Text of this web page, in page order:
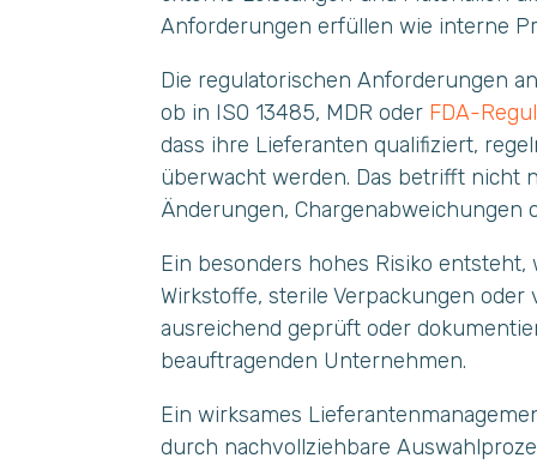
Anforderungen erfüllen wie interne
Die regulatorischen Anforderungen
ob in ISO 13485, MDR oder FDA-
dass ihre Lieferanten qualifiziert,
überwacht werden. Das betrifft nicht
Änderungen, Chargenabweichungen
Ein besonders hohes Risiko
Wirkstoffe, sterile Verpackungen
ausreichend geprüft oder
beauftragenden Unternehmen.
Ein wirksames
durch nachvollziehbare